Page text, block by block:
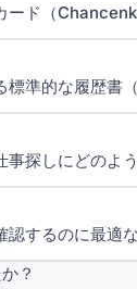
ード（
標準的な履歴書
探しにどのよ
認するのに最適
？